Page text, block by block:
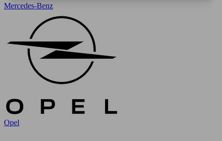
Mercedes-Benz
Opel